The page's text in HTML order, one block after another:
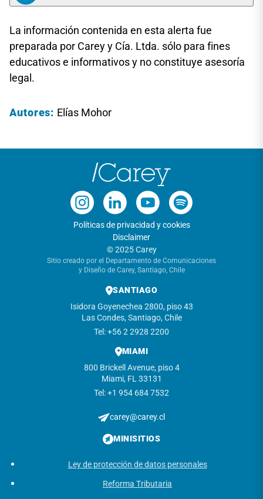
La información contenida en esta alerta fue
preparada por Carey y Cía. Ltda. sólo para fines
educativos e informativos y no constituye asesoría
legal.
Autores: Elías Mohor
Políticas de privacidad y cookies
Disclaimer
© 2025 Carey
Sitio creado por el Departamento de Comunicaciones
y Diseño de Carey, Santiago, Chile
SANTIAGO
Isidora Goyenechea 2800, piso 43
Las Condes, Santiago, Chile
Tel: +56 2 2928 2200
MIAMI
800 Brickell Avenue, piso 4
Miami, FL 33131
Tel: +1 954 684 7532
carey@carey.cl
MINISITIOS
Ley de protección de datos personales
Reforma Tributaria